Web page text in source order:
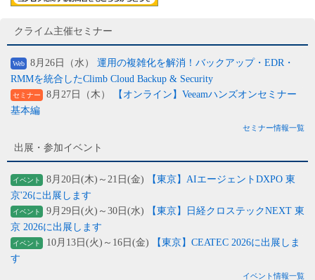
クライム主催セミナー
Web 8月26日（水） 運用の複雑化を解消！バックアップ・EDR・
RMMを統合したClimb Cloud Backup & Security
セミナー 8月27日（木）
【オンライン】Veeamハンズオンセミナー
基本編
セミナー情報一覧
出展・参加イベント
イベント 8月20日(木)～21日(金)
【東京】AIエージェントDXPO 東
京'26に出展します
イベント 9月29日(火)～30日(水)
【東京】日経クロステックNEXT 東
京 2026に出展します
イベント 10月13日(火)～16日(金)
【東京】CEATEC 2026に出展しま
す
イベント情報一覧